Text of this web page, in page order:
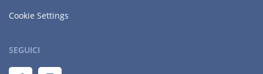
Cookie Settings
SEGUICI